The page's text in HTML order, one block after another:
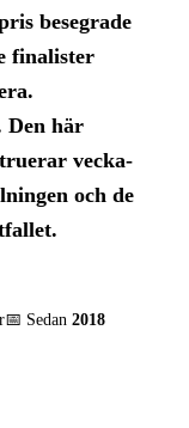
besegrade
finalister
Den här
vecka-
och de
📅 Sedan 2018